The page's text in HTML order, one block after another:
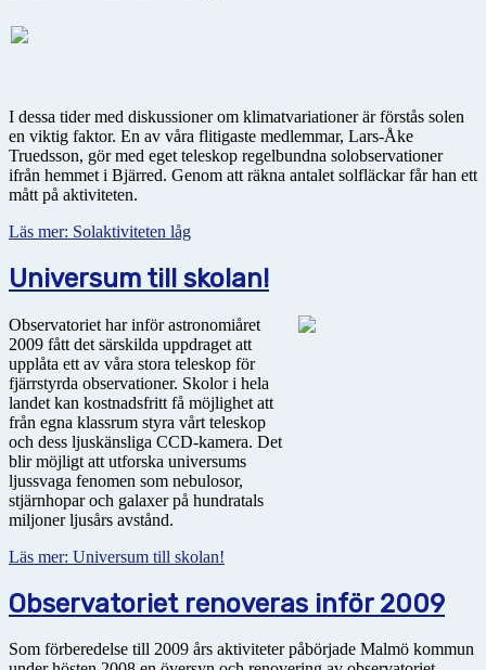
I dessa tider med diskussioner om klimatvariationer är förstås solen
en viktig faktor. En av våra flitigaste medlemmar, Lars-Åke
Truedsson, gör med eget teleskop regelbundna solobservationer
ifrån hemmet i Bjärred. Genom att räkna antalet solfläckar får han ett
mått på aktiviteten.
Läs mer: Solaktiviteten låg
Universum till skolan!
Observatoriet har inför astronomiåret
2009 fått det särskilda uppdraget att
upplåta ett av våra stora teleskop för
fjärrstyrda observationer. Skolor i hela
landet kan kostnadsfritt få möjlighet att
från egna klassrum styra vårt teleskop
och dess ljuskänsliga CCD-kamera. Det
blir möjligt att utforska universums
ljussvaga fenomen som nebulosor,
stjärnhopar och galaxer på hundratals
miljoner ljusårs avstånd.
Läs mer: Universum till skolan!
Observatoriet renoveras inför 2009
Som förberedelse till 2009 års aktiviteter påbörjade Malmö kommun